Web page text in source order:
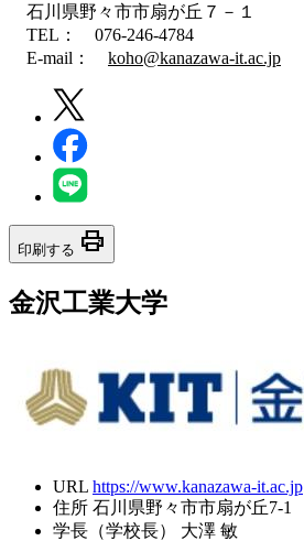
石川県野々市市扇が丘７－１
TEL： 076-246-4784
E-mail： koho@kanazawa-it.ac.jp
印刷する print
金沢工業大学
URL https://www.kanazawa-it.ac.jp
住所 石川県野々市市扇が丘7-1
学長（学校長）
大澤 敏